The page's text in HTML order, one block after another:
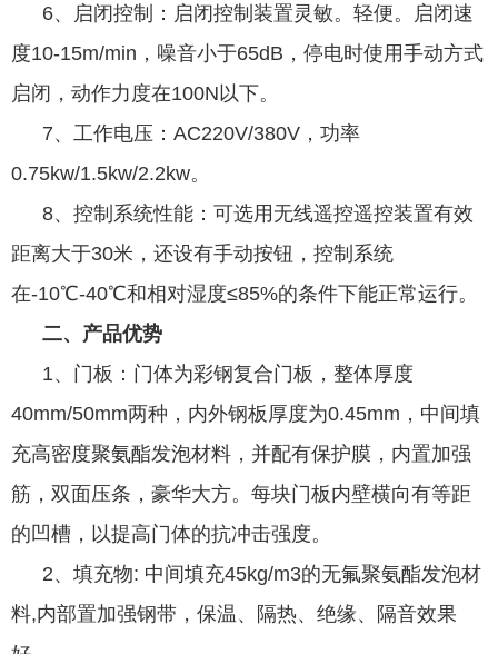
6、启闭控制：启闭控制装置灵敏。轻便。启闭速
度10-15m/min，噪音小于65dB，停电时使用手动方式
启闭，动作力度在100N以下。
7、工作电压：AC220V/380V，功率
0.75kw/1.5kw/2.2kw。
8、控制系统性能：可选用无线遥控遥控装置有效
距离大于30米，还设有手动按钮，控制系统
在-10℃-40℃和相对湿度≤85%的条件下能正常运行。
二、产品优势
1、门板：门体为彩钢复合门板，整体厚度
40mm/50mm两种，内外钢板厚度为0.45mm，中间填
充高密度聚氨酯发泡材料，并配有保护膜，内置加强
筋，双面压条，豪华大方。每块门板内壁横向有等距
的凹槽，以提高门体的抗冲击强度。
2、填充物: 中间填充45kg/m3的无氟聚氨酯发泡材
料,内部置加强钢带，保温、隔热、绝缘、隔音效果